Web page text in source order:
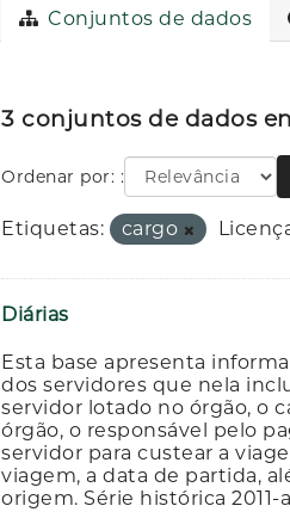
Conjuntos de dados
3 conjuntos de dados
Ordenar por:
Etiquetas: cargo
Diárias
Esta base apresenta
dos servidores que nela
servidor lotado no órgão, o
órgão, o responsável pelo
servidor para custear a
viagem, a data de partida,
origem. Série histórica 2011-